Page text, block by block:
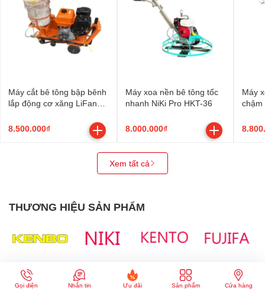
Máy cắt bê tông bập bênh
lắp động cơ xăng LiFan
8.500.000₫
Máy xoa nền bê tông tốc
nhanh NiKi Pro HKT-36
8.000.000₫
Máy
chậm
Xem tất cả
THƯƠNG HIỆU SẢN PHẨM
Gọi điện Nhắn tin Ưu đãi Sản phẩm Cửa hàng